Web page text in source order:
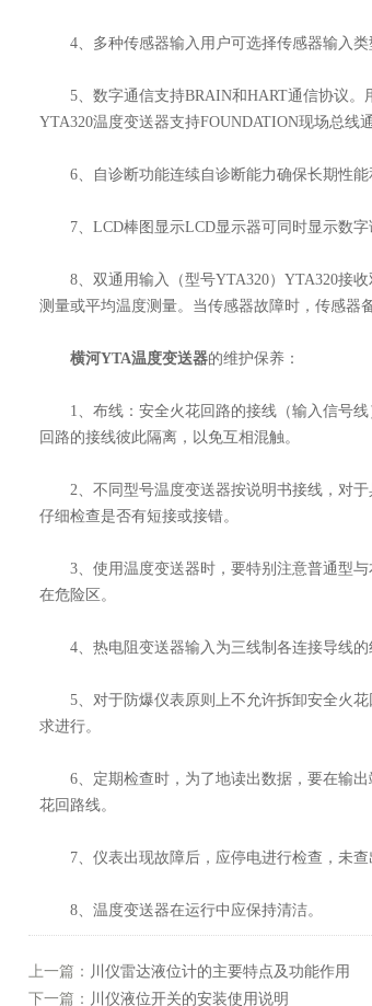
4、多种传感器输入用户可选择传感器输入类
5、数字通信支持BRAIN和HART通信协议。
YTA320温度变送器支持FOUNDATION现场总线
6、自诊断功能连续自诊断能力确保长期性能
7、LCD棒图显示LCD显示器可同时显示数字
8、双通用输入（型号YTA320）YTA320接收
测量或平均温度测量。当传感器故障时，传感器
横河YTA温度变送器的维护保养：
1、布线：安全火花回路的接线（输入信号线
回路的接线彼此隔离，以免互相混触。
2、不同型号温度变送器按说明书接线，对于
仔细检查是否有短接或接错。
3、使用温度变送器时，要特别注意普通型与
在危险区。
4、热电阻变送器输入为三线制各连接导线的
5、对于防爆仪表原则上不允许拆卸安全火花
求进行。
6、定期检查时，为了地读出数据，要在输出
花回路线。
7、仪表出现故障后，应停电进行检查，未查
8、温度变送器在运行中应保持清洁。
上一篇： 川仪雷达液位计的主要特点及功能作用
下一篇： 川仪液位开关的安装使用说明